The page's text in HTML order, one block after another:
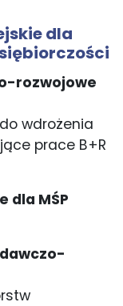
dla
rozwojowe
wdrożenia
prace B+R
dla MŚP